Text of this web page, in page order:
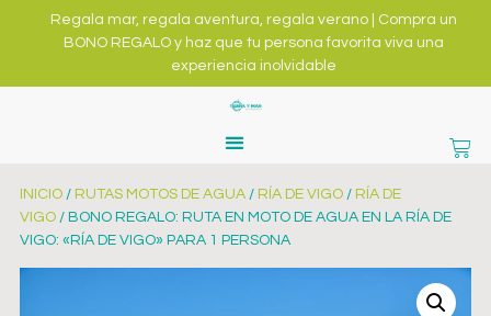
Regala mar, regala aventura, regala verano | Compra un
BONO REGALO y haz que tu persona favorita viva una
experiencia inolvidable
INICIO/ RUTAS MOTOS DE AGUA/ RÍA DE VIGO/ RÍA DE
VIGO/ BONO REGALO: RUTA EN MOTO DE AGUA EN LA RÍA DE
VIGO: «RÍA DE VIGO» PARA 1 PERSONA